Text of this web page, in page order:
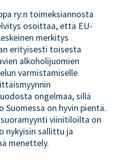
ry:n toimeksiannosta
osoittaa, että EU-
merkitys
erityisesti toisesta
alkoholijuomien
varmistamiselle.
ongelmaa, sillä
on hyvin pientä.
viinitiloilta on
nykyisin sallittu ja
menettely.